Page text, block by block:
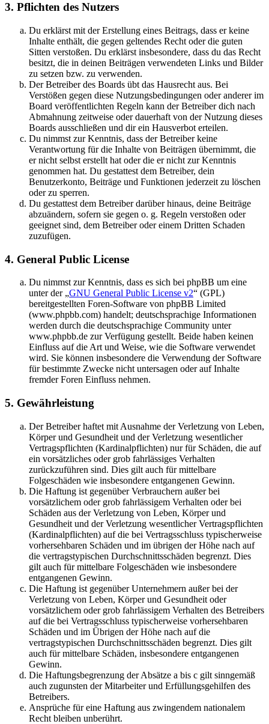
3. Pflichten des Nutzers
Du erklärst mit der Erstellung eines Beitrags, dass er keine
Inhalte enthält, die gegen geltendes Recht oder die guten
Sitten verstoßen. Du erklärst insbesondere, dass du das Recht
besitzt, die in deinen Beiträgen verwendeten Links und Bilder
zu setzen bzw. zu verwenden.
Der Betreiber des Boards übt das Hausrecht aus. Bei
Verstößen gegen diese Nutzungsbedingungen oder anderer im
Board veröffentlichten Regeln kann der Betreiber dich nach
Abmahnung zeitweise oder dauerhaft von der Nutzung dieses
Boards ausschließen und dir ein Hausverbot erteilen.
Du nimmst zur Kenntnis, dass der Betreiber keine
Verantwortung für die Inhalte von Beiträgen übernimmt, die
er nicht selbst erstellt hat oder die er nicht zur Kenntnis
genommen hat. Du gestattest dem Betreiber, dein
Benutzerkonto, Beiträge und Funktionen jederzeit zu löschen
oder zu sperren.
Du gestattest dem Betreiber darüber hinaus, deine Beiträge
abzuändern, sofern sie gegen o. g. Regeln verstoßen oder
geeignet sind, dem Betreiber oder einem Dritten Schaden
zuzufügen.
4. General Public License
Du nimmst zur Kenntnis, dass es sich bei phpBB um eine
unter der „GNU General Public License v2“ (GPL)
bereitgestellten Foren-Software von phpBB Limited
(www.phpbb.com) handelt; deutschsprachige Informationen
werden durch die deutschsprachige Community unter
www.phpbb.de zur Verfügung gestellt. Beide haben keinen
Einfluss auf die Art und Weise, wie die Software verwendet
wird. Sie können insbesondere die Verwendung der Software
für bestimmte Zwecke nicht untersagen oder auf Inhalte
fremder Foren Einfluss nehmen.
5. Gewährleistung
Der Betreiber haftet mit Ausnahme der Verletzung von Leben,
Körper und Gesundheit und der Verletzung wesentlicher
Vertragspflichten (Kardinalpflichten) nur für Schäden, die auf
ein vorsätzliches oder grob fahrlässiges Verhalten
zurückzuführen sind. Dies gilt auch für mittelbare
Folgeschäden wie insbesondere entgangenen Gewinn.
Die Haftung ist gegenüber Verbrauchern außer bei
vorsätzlichem oder grob fahrlässigem Verhalten oder bei
Schäden aus der Verletzung von Leben, Körper und
Gesundheit und der Verletzung wesentlicher Vertragspflichten
(Kardinalpflichten) auf die bei Vertragsschluss typischerweise
vorhersehbaren Schäden und im übrigen der Höhe nach auf
die vertragstypischen Durchschnittsschäden begrenzt. Dies
gilt auch für mittelbare Folgeschäden wie insbesondere
entgangenen Gewinn.
Die Haftung ist gegenüber Unternehmern außer bei der
Verletzung von Leben, Körper und Gesundheit oder
vorsätzlichem oder grob fahrlässigem Verhalten des Betreibers
auf die bei Vertragsschluss typischerweise vorhersehbaren
Schäden und im Übrigen der Höhe nach auf die
vertragstypischen Durchschnittsschäden begrenzt. Dies gilt
auch für mittelbare Schäden, insbesondere entgangenen
Gewinn.
Die Haftungsbegrenzung der Absätze a bis c gilt sinngemäß
auch zugunsten der Mitarbeiter und Erfüllungsgehilfen des
Betreibers.
Ansprüche für eine Haftung aus zwingendem nationalem
Recht bleiben unberührt.